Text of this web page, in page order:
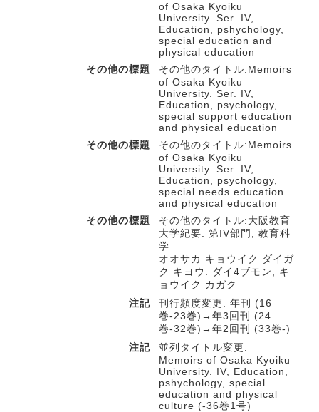
of Osaka Kyoiku
University. Ser. IV,
Education, pshychology,
special education and
physical education
その他の標題
その他のタイトル:Memoirs
of Osaka Kyoiku
University. Ser. IV,
Education, psychology,
special support education
and physical education
その他の標題
その他のタイトル:Memoirs
of Osaka Kyoiku
University. Ser. IV,
Education, psychology,
special needs education
and physical education
その他の標題
その他のタイトル:大阪教育
大学紀要. 第IV部門, 教育科
学
オオサカ キョウイク ダイガ
ク キヨウ. ダイ4ブモン, キ
ョウイク カガク
注記
刊行頻度変更: 年刊 (16
巻-23巻)→年3回刊 (24
巻-32巻)→年2回刊 (33巻-)
注記
並列タイトル変更:
Memoirs of Osaka Kyoiku
University. IV, Education,
pshychology, special
education and physical
culture (-36巻1号)